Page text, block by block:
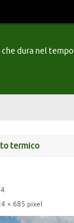
dura nel tempo
termico
× 685 pixel